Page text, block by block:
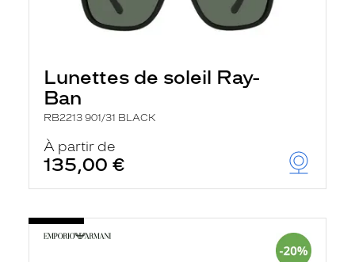
Lunettes de soleil Ray-
Ban
RB2213 901/31 BLACK
À partir de
135,00 €